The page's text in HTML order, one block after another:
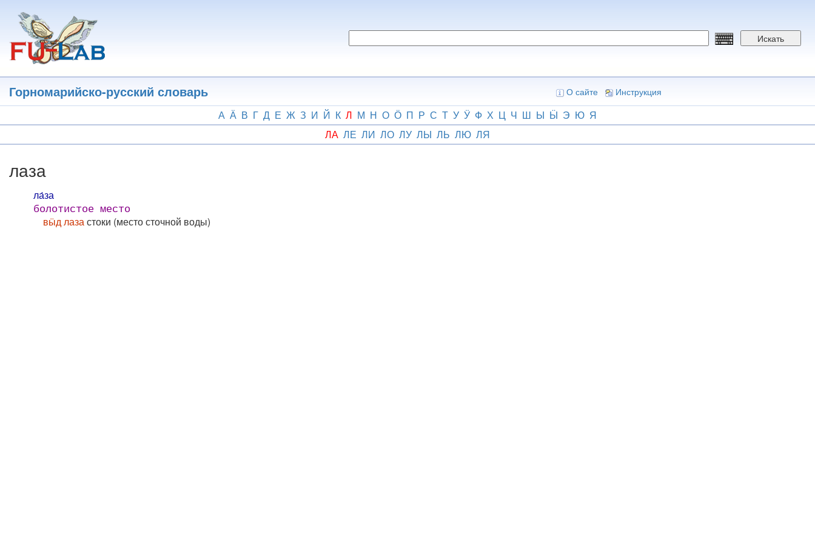
основному
содержанию
Искать
Горномарийско-русский словарь О сайте Инструкция
А Ӓ В Г Д Е Ж З И Й К Л М Н О Ӧ П Р С Т У Ӱ Ф Х Ц Ч Ш Ы Ӹ Э Ю Я
ЛА ЛЕ ЛИ ЛО ЛУ ЛЫ ЛЬ ЛЮ ЛЯ
лаза
ла́за
болотистое место
вӹд лазастоки (место сточной воды)